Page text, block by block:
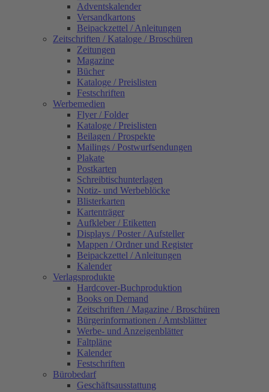
Adventskalender
Versandkartons
Beipackzettel / Anleitungen
Zeitschriften / Kataloge / Broschüren
Zeitungen
Magazine
Bücher
Kataloge / Preislisten
Festschriften
Werbemedien
Flyer / Folder
Kataloge / Preislisten
Beilagen / Prospekte
Mailings / Postwurfsendungen
Plakate
Postkarten
Schreibtischunterlagen
Notiz- und Werbeblöcke
Blisterkarten
Kartenträger
Aufkleber / Etiketten
Displays / Poster / Aufsteller
Mappen / Ordner und Register
Beipackzettel / Anleitungen
Kalender
Verlagsprodukte
Hardcover-Buchproduktion
Books on Demand
Zeitschriften / Magazine / Broschüren
Bürgerinformationen / Amtsblätter
Werbe- und Anzeigenblätter
Faltpläne
Kalender
Festschriften
Bürobedarf
Geschäftsausstattung